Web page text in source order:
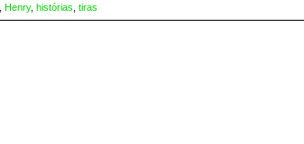
Henry, histórias tiras